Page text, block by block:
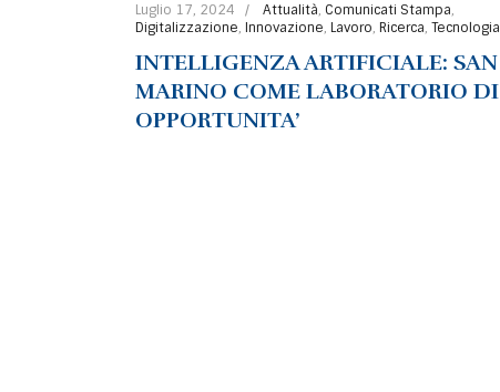
Luglio 17, 2024 Attualità, Comunicati Stampa,
Digitalizzazione, Innovazione, Lavoro, Ricerca, Tecnologia
INTELLIGENZA ARTIFICIALE: SAN
MARINO COME LABORATORIO DI
OPPORTUNITA’